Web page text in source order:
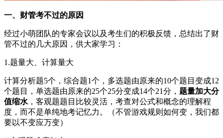
一、财管考不过的原因
经过小萌团队的专家会议以及考生们的积极反馈，总结出了财
管不过的几大原因，供大家学习：
1.题量大、计算量大
计算分析题5个，综合题1个，多选题由原来的10个题目变成12
个题目，单选题由原来的25个25分变成14个21分， 题量加大分
值缩水 ，客观题题目比较灵活，考查对公式和概念的理解程
度，而不是单纯地考记忆力。（不管游戏规则如何变，我们都
要以不变应万变）